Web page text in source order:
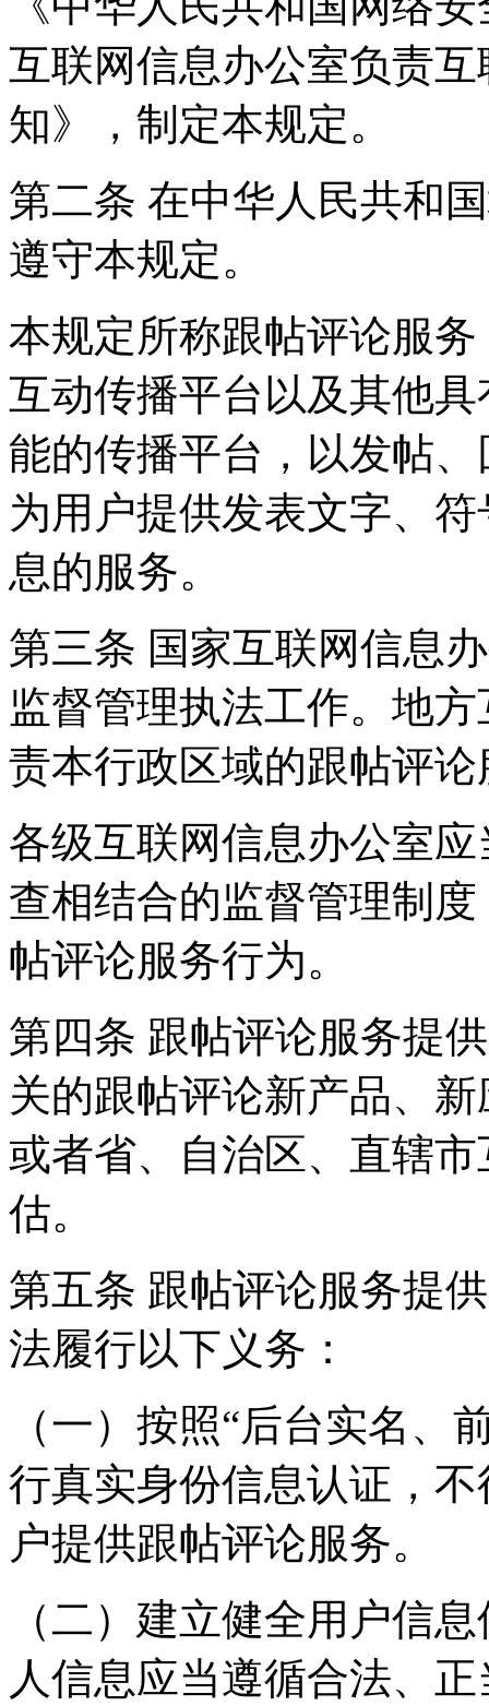
互联网信息办公室负责
知》，制定本规定。
第二条 在中华人民共和
遵守本规定。
本规定所称跟帖评论服
互动传播平台以及其他
能的传播平台，以发帖
为用户提供发表文字、
息的服务。
第三条 国家互联网信息
监督管理执法工作。地
责本行政区域的跟帖评
各级互联网信息办公室
查相结合的监督管理制
帖评论服务行为。
第四条 跟帖评论服务提
关的跟帖评论新产品、
或者省、自治区、直辖
估。
第五条 跟帖评论服务提
法履行以下义务：
（一）按照“后台实名、
行真实身份信息认证，
户提供跟帖评论服务。
（二）建立健全用户信
人信息应当遵循合法、